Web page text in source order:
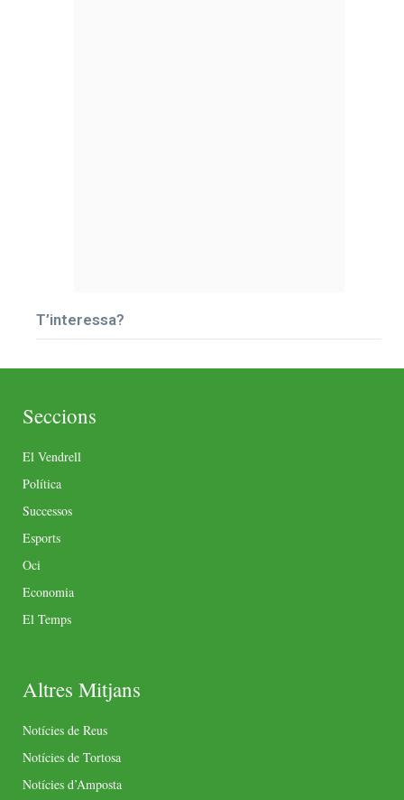
T’interessa?
Seccions
El Vendrell
Política
Successos
Esports
Oci
Economia
El Temps
Altres Mitjans
Notícies de Reus
Notícies de Tortosa
Notícies d’Amposta